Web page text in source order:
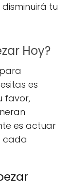
tu
Hoy?
es
favor,
es actuar
cada